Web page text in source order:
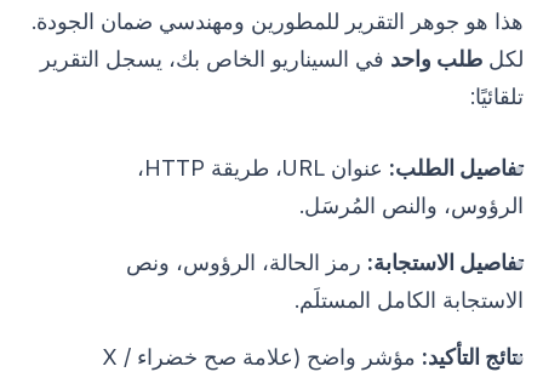
هذا هو جوهر التقرير للمطورين ومهندسي ضمان الجودة.
لكل طلب واحد في السيناريو الخاص بك، يسجل التقرير
تلقائيًا:
تفاصيل الطلب:
عنوان URL، طريقة HTTP،
الرؤوس، والنص المُرسَل.
تفاصيل الاستجابة: رمز الحالة، الرؤوس، ونص
الاستجابة الكامل المستلَم.
نتائج التأكيد:
مؤشر واضح (علامة صح خضراء / X